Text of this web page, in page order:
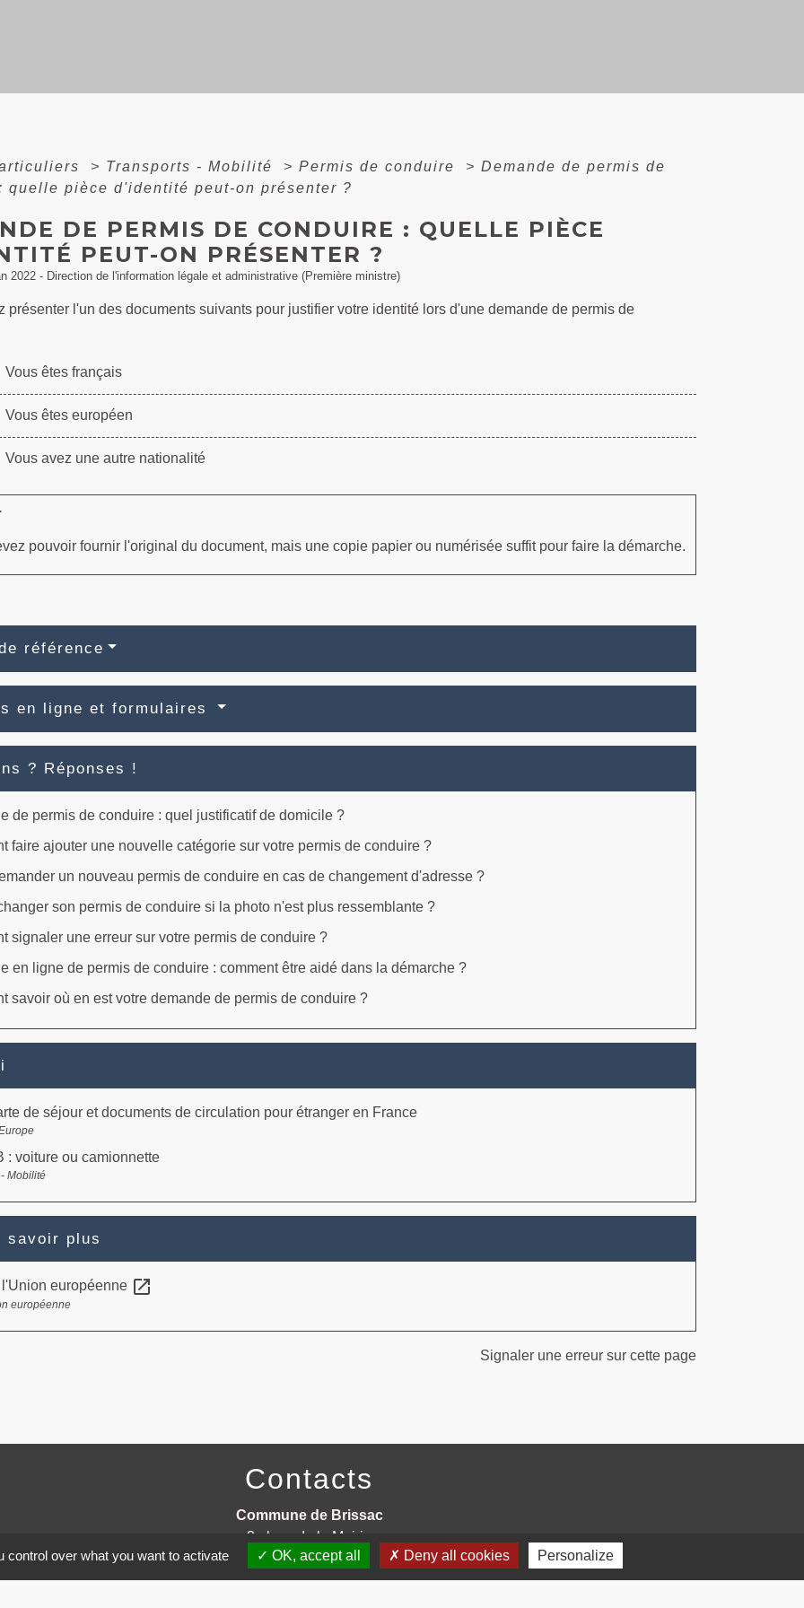
> Transports - Mobilité > Permis de conduire > Demande de permis de
quelle pièce d'identité peut-on présenter ?
DE PERMIS DE CONDUIRE : QUELLE PIÈCE
PEUT-ON PRÉSENTER ?
2022 - Direction de l'information légale et administrative (Première ministre)
présenter l'un des documents suivants pour justifier votre identité lors d'une demande de permis de
Vous êtes français
Vous êtes européen
Vous avez une autre nationalité
pouvoir fournir l'original du document, mais une copie papier ou numérisée suffit pour faire la démarche.
référence
en ligne et formulaires
? Réponses !
de permis de conduire : quel justificatif de domicile ?
faire ajouter une nouvelle catégorie sur votre permis de conduire ?
un nouveau permis de conduire en cas de changement d'adresse ?
son permis de conduire si la photo n'est plus ressemblante ?
signaler une erreur sur votre permis de conduire ?
en ligne de permis de conduire : comment être aidé dans la démarche ?
savoir où en est votre demande de permis de conduire ?
de séjour et documents de circulation pour étranger en France
: voiture ou camionnette
Mobilité
savoir plus
l'Union européenne open_in_new
européenne
Signaler une erreur sur cette page
Contacts
Commune de Brissac
3 place de la Mairie
34190 Brissac - FRANCE
+33 4 67 73 71 56
over what you want to activate OK, accept all Deny all cookies Personalize